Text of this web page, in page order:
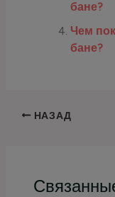
бане?
Чем
бане?
НАЗАД